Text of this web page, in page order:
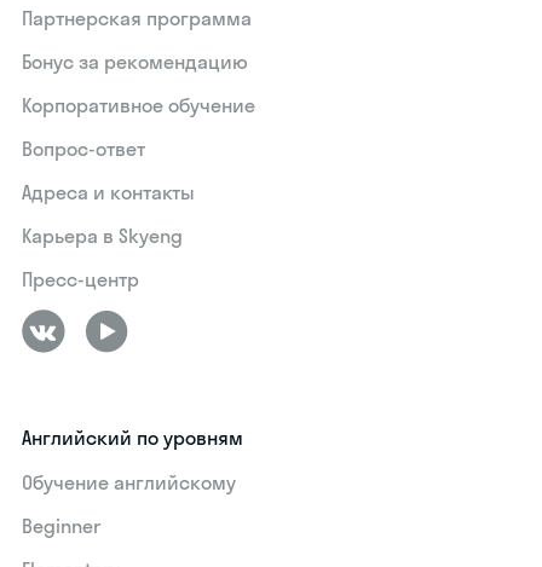
Партнерская программа
Бонус за рекомендацию
Корпоративное обучение
Вопрос-ответ
Адреса и контакты
Карьера в Skyeng
Пресс-центр
Английский по уровням
Обучение английскому
Beginner